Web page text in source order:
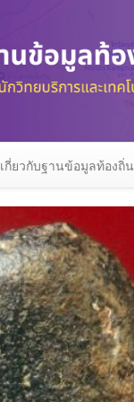
เกี่ยวกับฐานข้อมูลท้องถิ่น